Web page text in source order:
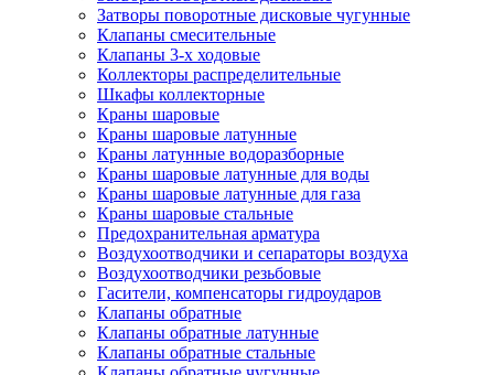
Затворы поворотные дисковые чугунные
Клапаны смесительные
Клапаны 3-х ходовые
Коллекторы распределительные
Шкафы коллекторные
Краны шаровые
Краны шаровые латунные
Краны латунные водоразборные
Краны шаровые латунные для воды
Краны шаровые латунные для газа
Краны шаровые стальные
Предохранительная арматура
Воздухоотводчики и сепараторы воздуха
Воздухоотводчики резьбовые
Гасители, компенсаторы гидроударов
Клапаны обратные
Клапаны обратные латунные
Клапаны обратные стальные